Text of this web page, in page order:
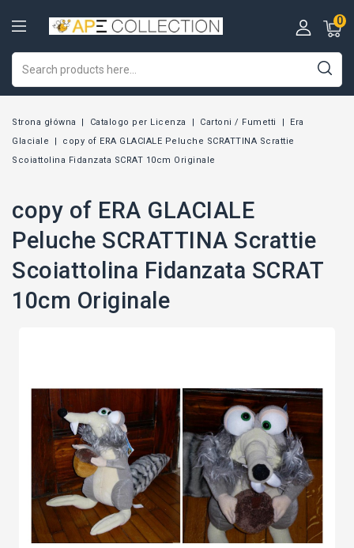
0
Strona główna Catalogo per Licenza Cartoni / Fumetti
Era
Glaciale
copy of ERA GLACIALE Peluche SCRATTINA Scrattie
Scoiattolina Fidanzata SCRAT 10cm Originale
copy of ERA GLACIALE
Peluche SCRATTINA Scrattie
Scoiattolina Fidanzata SCRAT
10cm Originale